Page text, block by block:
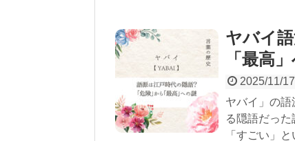
ヤバイ
「最高
2025/11/17
ヤバイ」の
る隠語だった
「すごい」